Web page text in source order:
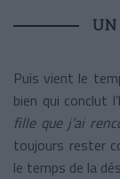
Puis vient le
bien qui conclut
fille que j’ai
toujours rester
le temps de la